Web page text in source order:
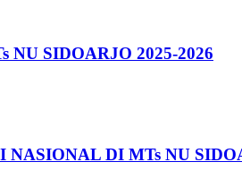
SIDOARJO 2025-2026
DI MTs NU